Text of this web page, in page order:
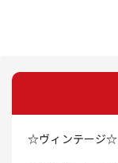
☆ヴィンテージ☆